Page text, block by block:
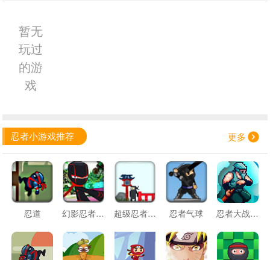
暂无
玩过
的游
戏
忍者小游戏推荐 更多
忍道 幻影忍者武道传 超级忍者来闯关 忍者气球 忍者大战粘液怪